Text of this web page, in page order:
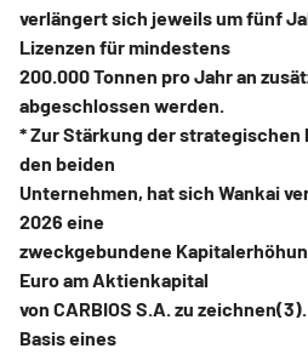
verlängert sich jeweils um fünf
Lizenzen für mindestens
200.000 Tonnen pro Jahr an
abgeschlossen werden.
* Zur Stärkung der
den beiden
Unternehmen, hat sich Wankai
2026 eine
zweckgebundene
Euro am Aktienkapital
von CARBIOS S.A. zu
Basis eines